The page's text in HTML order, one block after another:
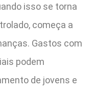
isso se torna
começa a
Gastos com
podem
de jovens e